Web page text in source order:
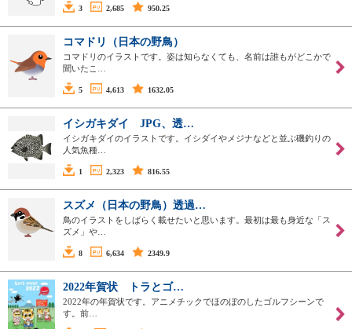
3 2,685 950.25
コマドリ（日本の野鳥）
コマドリのイラストです。姿は知らなくても、名前は誰もがどこかで
聞いたこ…
5 4,613 1632.05
イシガキダイ JPG、透…
イシガキダイのイラストです。イシダイやメジナなどと並ぶ磯釣りの
人気魚種…
1 2,323 816.55
スズメ（日本の野鳥）透過…
鳥のイラストをしばらく載せたいと思います。最初は最も身近な「ス
ズメ」や…
8 6,634 2349.9
2022年賀状 トラとゴ…
2022年の年賀状です。アニメチックでほのぼのしたゴルフシーンで
す。前…